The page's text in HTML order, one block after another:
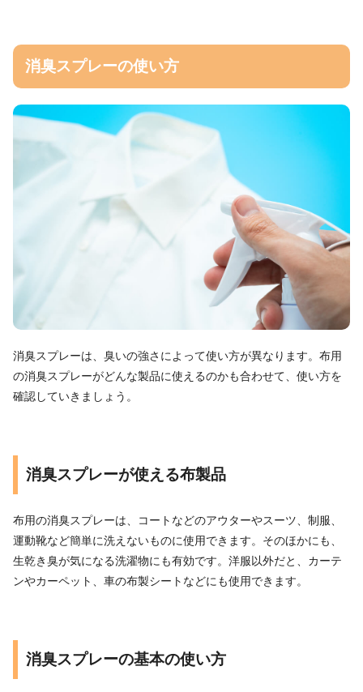
消臭スプレーの使い方
消臭スプレーは、臭いの強さによって使い方が異なります。布用
の消臭スプレーがどんな製品に使えるのかも合わせて、使い方を
確認していきましょう。
消臭スプレーが使える布製品
布用の消臭スプレーは、コートなどのアウターやスーツ、制服、
運動靴など簡単に洗えないものに使用できます。そのほかにも、
生乾き臭が気になる洗濯物にも有効です。洋服以外だと、カーテ
ンやカーペット、車の布製シートなどにも使用できます。
消臭スプレーの基本の使い方